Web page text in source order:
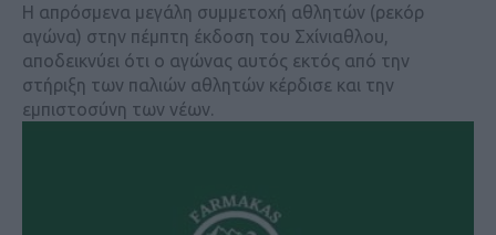
Η απρόσμενα μεγάλη συμμετοχή αθλητών (ρεκόρ
αγώνα) στην πέμπτη έκδοση του Σχίνιαθλου,
αποδεικνύει ότι ο αγώνας αυτός εκτός από την
στήριξη των παλιών αθλητών κέρδισε και την
εμπιστοσύνη των νέων.